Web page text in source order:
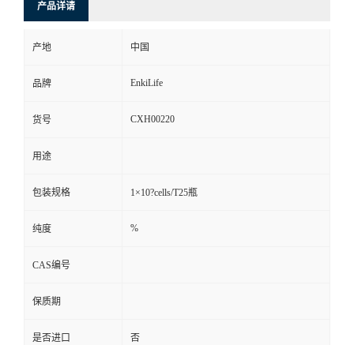
产品详请
产地 中国
品牌 EnkiLife
货号 CXH00220
用途
包装规格 1×10?cells/T25瓶
纯度 %
CAS编号
保质期
是否进口 否